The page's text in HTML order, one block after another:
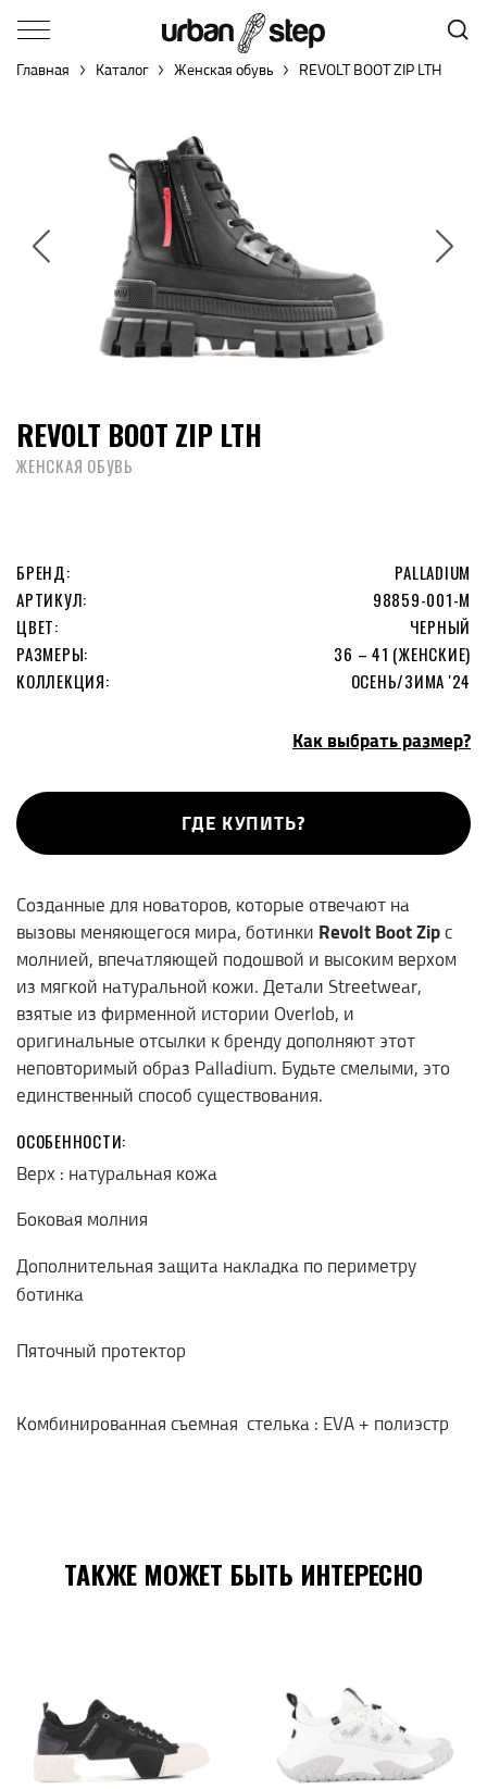
Главная Каталог Женская обувь REVOLT BOOT ZIP LTH
REVOLT BOOT ZIP LTH
ЖЕНСКАЯ ОБУВЬ
БРЕНД:
PALLADIUM
АРТИКУЛ:
98859-001-M
ЦВЕТ:
ЧЕРНЫЙ
РАЗМЕРЫ:
36 – 41 (ЖЕНСКИЕ)
КОЛЛЕКЦИЯ:
ОСЕНЬ/ЗИМА '24
Как выбрать размер?
ГДЕ КУПИТЬ?
Созданные для новаторов, которые отвечают на
вызовы меняющегося мира, ботинки RevoltBootZipс
молнией, впечатляющей подошвой и высоким верхом
из мягкой натуральной кожи. ДеталиStreetwear,
взятые из фирменной истории Overlob, и
оригинальные отсылки к бренду дополняют этот
неповторимый образ Palladium. Будьте смелыми, это
единственный способ существования.
ОСОБЕННОСТИ:
Верх : натуральная кожа
Боковая молния
Дополнительная защита накладка по периметру
ботинка
Пяточный протектор
Комбинированная съемная стелька : EVA + полиэстр
ТАКЖЕ МОЖЕТ БЫТЬ ИНТЕРЕСНО